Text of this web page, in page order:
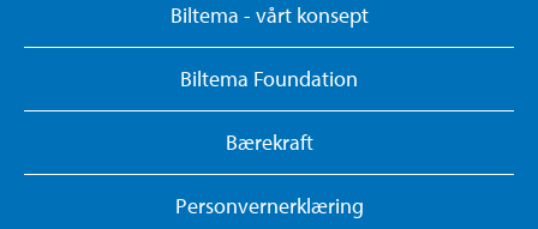
Biltema - vårt konsept
Biltema Foundation
Bærekraft
Personvernerklæring